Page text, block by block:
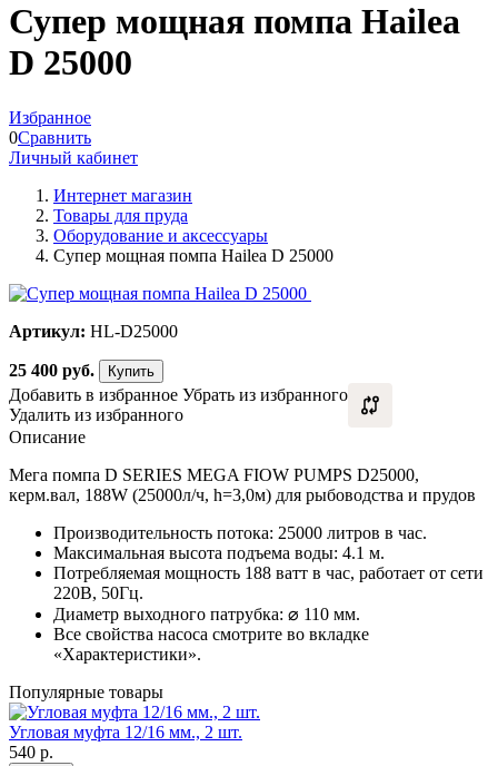
Супер мощная помпа Hailea
D 25000
Избранное
0Сравнить
Личный кабинет
Интернет магазин
Товары для пруда
Оборудование и аксессуары
Супер мощная помпа Hailea D 25000
Артикул: HL-D25000
25 400 руб. Купить
Добавить в избранное Убрать из избранного
Удалить из избранного
Описание
Мега помпа D SERIES MEGA FIOW PUMPS D25000,
керм.вал, 188W (25000л/ч, h=3,0м) для рыбоводства и прудов
Производительность потока: 25000 литров в час.
Максимальная высота подъема воды: 4.1 м.
Потребляемая мощность 188 ватт в час, работает от сети
220В, 50Гц.
Диаметр выходного патрубка: ⌀ 110 мм.
Все свойства насоса смотрите во вкладке
«Характеристики».
Популярные товары
Угловая муфта 12/16 мм., 2 шт.
540 р.